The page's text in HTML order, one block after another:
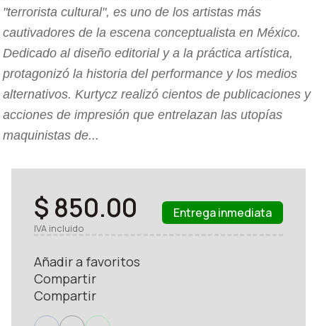
"terrorista cultural", es uno de los artistas más
cautivadores de la escena conceptualista en México.
Dedicado al diseño editorial y a la práctica artística,
protagonizó la historia del performance y los medios
alternativos. Kurtycz realizó cientos de publicaciones y
acciones de impresión que entrelazan las utopías
maquinistas de...
$ 850.00
IVA incluido
Entrega inmediata
Añadir a favoritos
Compartir
Compartir